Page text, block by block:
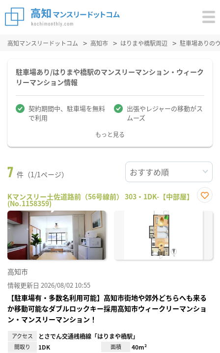
高知マンスリードットコム 高知市 はりまや橋駅周辺 駐車場ありの
駐車場あり/はりまや橋駅のマンスリーマンション・ウィーク
リーマンション情報
契約期間中、駐車場を無料
で利用
出張やレジャーの移動がス
ムーズ
もっと見る
7 件（1/1ページ）
Kマンスリー土佐道路前（56号線前） 303・1DK-【中部屋】
(No.1158359)
に入
高知市
情報更新日 2026/08/02 10:55
【駐車場有・多数名利用可能】高知市街地や郊外どちらへも来る
か移動可能なダブルロックキー採用高知市ウィークリーマンショ
ン・マンスリーマンション！
アクセス とさでん交通桟橋線「はりまや橋駅」
間取り 1DK 面積 40m²